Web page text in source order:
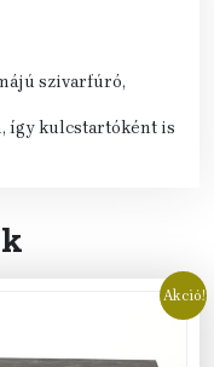
szivarfúró,
így kulcstartóként is
Akció!